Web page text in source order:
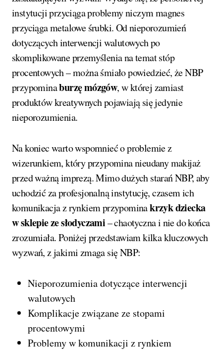
instytucji przyciąga problemy niczym magnes
przyciąga metalowe śrubki. Od nieporozumień
dotyczących interwencji walutowych po
skomplikowane przemyślenia na temat stóp
procentowych – można śmiało powiedzieć, że NBP
przypominaburzę mózgów, w której zamiast
produktów kreatywnych pojawiają się jedynie
nieporozumienia.
Na koniec warto wspomnieć o problemie z
wizerunkiem, który przypomina nieudany makijaż
przed ważną imprezą. Mimo dużych starań NBP, aby
uchodzić za profesjonalną instytucję, czasem ich
komunikacja z rynkiem przypominakrzyk dziecka
w sklepie ze słodyczami– chaotyczna i nie do końca
zrozumiała. Poniżej przedstawiam kilka kluczowych
wyzwań, z jakimi zmaga się NBP:
Nieporozumienia dotyczące interwencji
walutowych
Komplikacje związane ze stopami
procentowymi
Problemy w komunikacji z rynkiem